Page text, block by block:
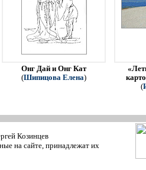
Онг Дай и Онг Кат
(Шипицова Елена)
(
Козинцев
на сайте, принадлежат их